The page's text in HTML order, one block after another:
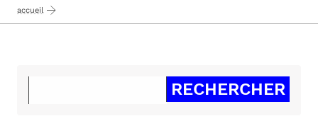
accueil